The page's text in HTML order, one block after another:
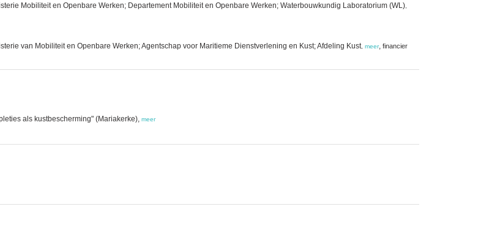
Mobiliteit en Openbare Werken; Departement Mobiliteit en Openbare Werken; Waterbouwkundig Laboratorium (WL)
van Mobiliteit en Openbare Werken; Agentschap voor Maritieme Dienstverlening en Kust; Afdeling Kust meer, financier
als kustbescherming" (Mariakerke), meer